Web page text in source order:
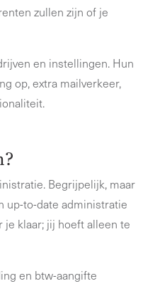
zullen zijn of je
en instellingen. Hun
op, extra mailverkeer,
Begrijpelijk, maar
up-to-date administratie
klaar; jij hoeft alleen te
en btw-aangifte